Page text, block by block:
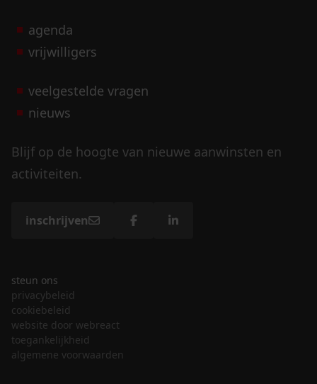
agenda
vrijwilligers
veelgestelde vragen
nieuws
Blijf op de hoogte van nieuwe aanwinsten en
activiteiten.
inschrijven
steun ons
privacybeleid
cookiebeleid
website door webreact
toegankelijkheid
algemene voorwaarden